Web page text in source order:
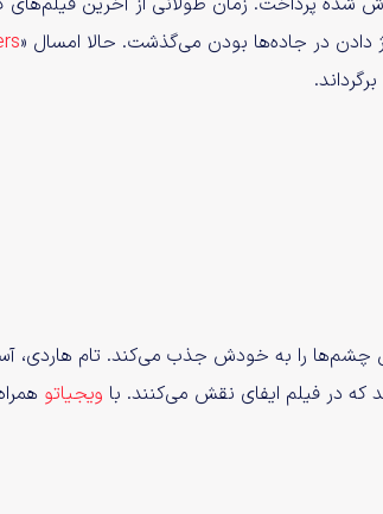
دادن در جاده‌ها بودن ‌می‌گذشت. حالا امسال «
چشم‌ها را به خودش جذب می‌کند. تام هاردی،
که در فیلم ایفای نقش می‌کنند. با ویجیاتو